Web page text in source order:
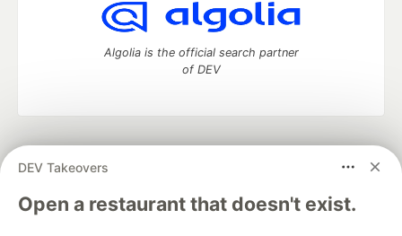
DEV Takeovers
Open a restaurant that doesn't exist.
Algolia is the official search partner
of DEV
development and manage your software career
DEV Education Tracks
DEV Help
Advertise on DEV